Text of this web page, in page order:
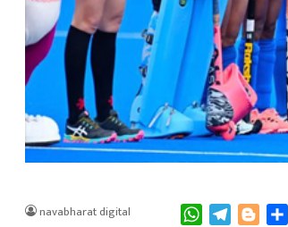
W
T
B
navabharat digital